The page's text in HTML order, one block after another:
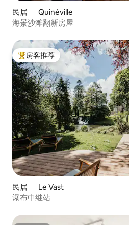
民居 ｜ Quinéville
海景沙滩翻新房屋
热门「房客推荐」
房客推荐
民居 ｜ Le Vast
瀑布中继站